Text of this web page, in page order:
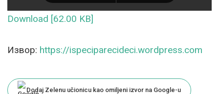
Download [62.00 KB]
Извор: https://ispeciparecideci.wordpress.com
Dodaj Zelenu učionicu kao omiljeni izvor na Google-u